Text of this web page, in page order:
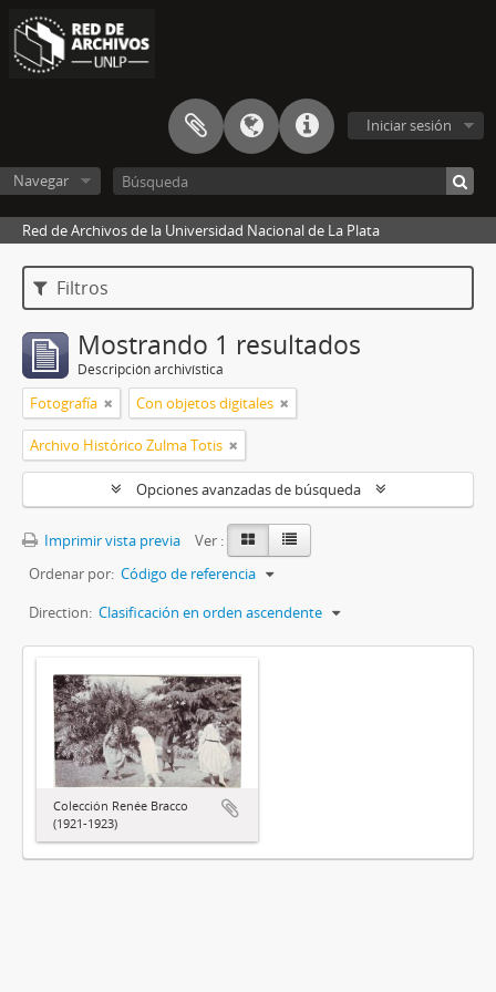
Iniciar sesión
Navegar
Red de Archivos de la Universidad Nacional de La Plata
Filtros
Mostrando 1 resultados
Descripción archivística
Fotografía Con objetos digitales
Archivo Histórico Zulma Totis
Opciones avanzadas de búsqueda
Imprimir vista previa
Ver :
Ordenar por: Código de referencia
Direction: Clasificación en orden ascendente
Colección Renée Bracco
(1921-1923)